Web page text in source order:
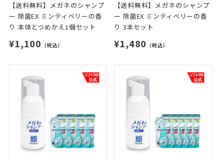
【送料無料】メガネのシャンプ
ー 除菌EX ミンティベリーの香
り 本体とつめかえ1個セット
¥1,100 （税込）
【送料無料】メガネのシャンプ
ー 除菌EX ミンティベリーの香
り 3本セット
¥1,480 （税込）